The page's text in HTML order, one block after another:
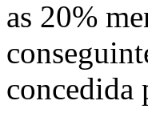
as 20%
concedida